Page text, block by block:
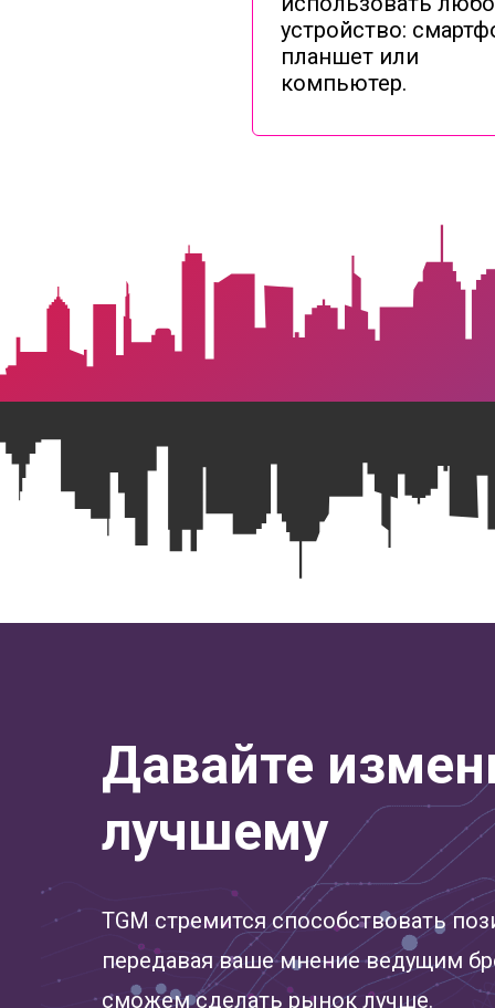
устройство:
планшет или
компьютер.
Давайте
лучшему
TGM стремится способствовать
передавая ваше мнение ведущим
сможем сделать рынок лучше.